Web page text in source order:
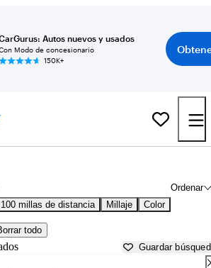
Autos nuevos y usados
Modo de concesionario
150K+
Ordenar
millas de distancia Millaje Color
todo
Guardar